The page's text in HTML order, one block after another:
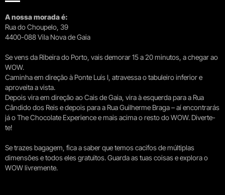
A nossa morada é:
Rua do Choupelo, 39
4400-088 Vila Nova de Gaia
Se vens da Ribeira do Porto, vais demorar 15 a 20 minutos, a chegar ao
WOW.
Caminha em direção à Ponte Luís I, atravessa o tabuleiro inferior e
aproveita a vista.
Depois vira em direção ao Cais de Gaia, vira à esquerda para a Rua
Cândido dos Reis e depois para a Rua Guilherme Braga – aí encontrarás
já o The Chocolate Experience e mais acima o resto do WOW. Diverte-
te!
Se trazes bagagem, fica a saber que temos cacifos de múltiplas
dimensões e todos eles gratuitos. Guarda as tuas coisas e explora o
WOW livremente.